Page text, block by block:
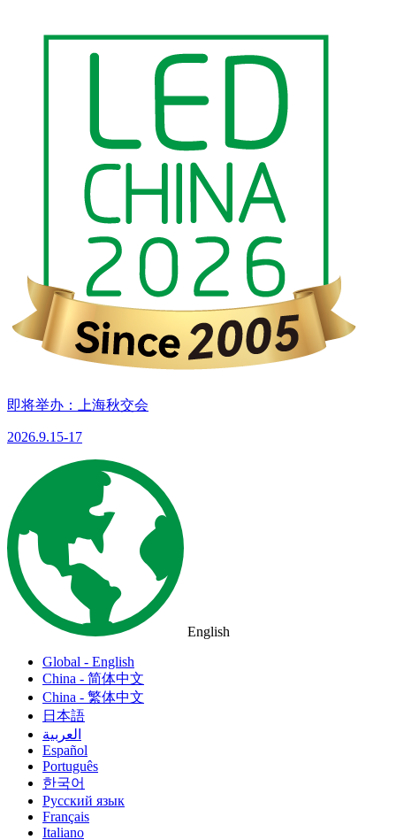
即将举办：上海秋交会
2026.9.15-17
English
Global - English
China - 简体中文
China - 繁体中文
日本語
العربية
Español
Português
한국어
Русский язык
Français
Italiano